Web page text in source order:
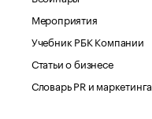
Мероприятия
Учебник РБК Компании
Статьи о бизнесе
Словарь PR и маркетинга